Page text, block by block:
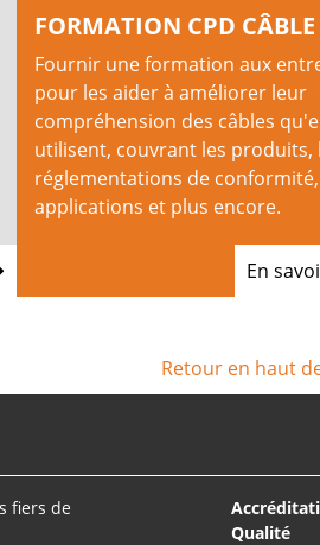
FORMATION CPD CÂBLE
Fournir une formation aux
pour les aider à améliorer leur
compréhension des câbles
utilisent, couvrant les produits,
réglementations de
applications et plus encore.
En
Retour en haut
fiers de
Qualité